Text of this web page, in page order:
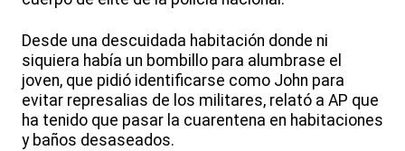
Desde una descuidada habitación donde ni
siquiera había un bombillo para alumbrase el
joven, que pidió identificarse como John para
evitar represalias de los militares, relató a AP que
ha tenido que pasar la cuarentena en habitaciones
y baños desaseados.